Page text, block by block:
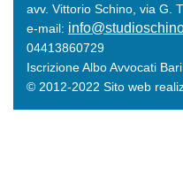
avv. Vittorio Schino, via G.
e-mail:
04413860729
Iscrizione Albo Avvocati
© 2012-2022 Sito web